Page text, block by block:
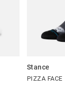
Stance
PIZZA FACE